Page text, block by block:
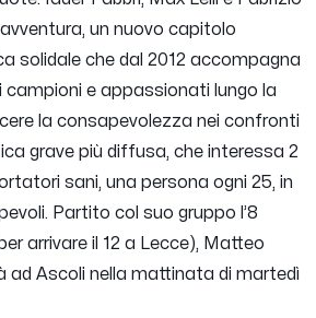
un nuovo capitolo
solidale che dal 2012 accompagna
campioni e appassionati lungo la
la consapevolezza nei confronti
grave più diffusa, che interessa 2
sani, una persona ogni 25, in
Partito col suo gruppo l’8
arrivare il 12 a Lecce), Matteo
ad Ascoli nella mattinata di martedì